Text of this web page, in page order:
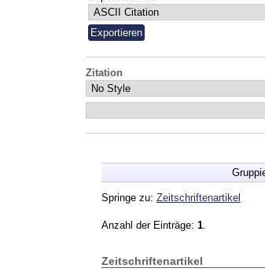
Zitation
Springe zu: Zeitschriftenartikel
Anzahl der Einträge: 1
Zeitschriftenartikel